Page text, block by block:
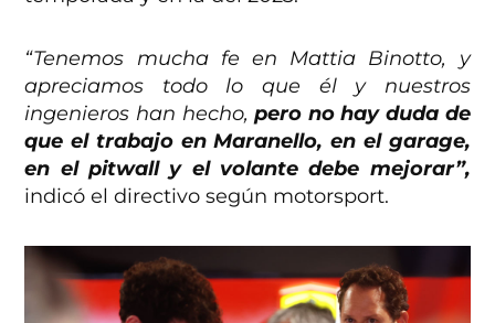
“Tenemos mucha fe en Mattia Binotto, y
apreciamos todo lo que él y nuestros
ingenieros han hecho,pero no hay duda de
que el trabajo en Maranello, en el garage,
en el pitwall y el volante debe mejorar”,
indicó el directivo según motorsport.